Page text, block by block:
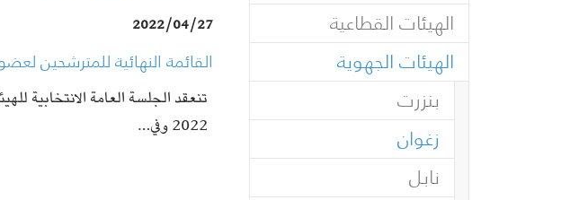
الهيئات القطاعية
الهيئات الجهوية
بنزرت
زغوان
(current)
نابل
2022/04/27
القائمة النهائية للمترشحين
2022 وفي…